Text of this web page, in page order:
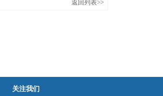
返回列表>>
关注我们